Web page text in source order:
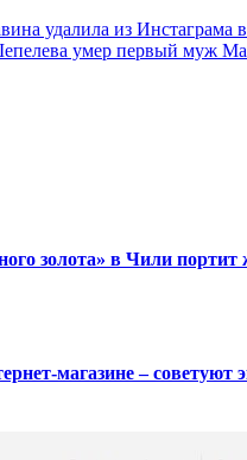
удалила из Инстаграма
умер первый муж
золота» в Чили
магазине – советуют